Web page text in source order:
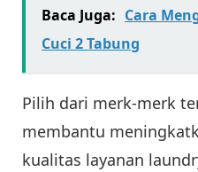
Baca Juga: Cara
Cuci 2 Tabung
Pilih dari merk-merk
membantu
kualitas layanan